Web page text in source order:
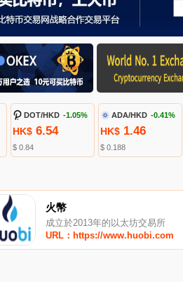
DOT/HKD -1.05%
HK$6.54
$ 0.84
ADA/HKD -0.41%
HK$1.46
$ 0.188
火幣
成立於2013年的以太坊交易所
URL：https://www.huobi.com